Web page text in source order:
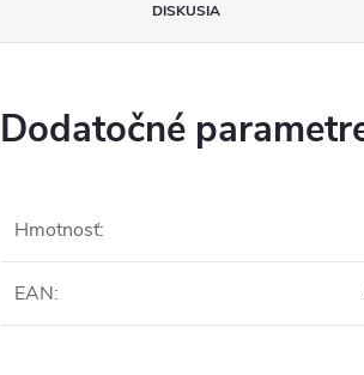
DISKUSIA
Dodatočné
Hmotnosť:
EAN: